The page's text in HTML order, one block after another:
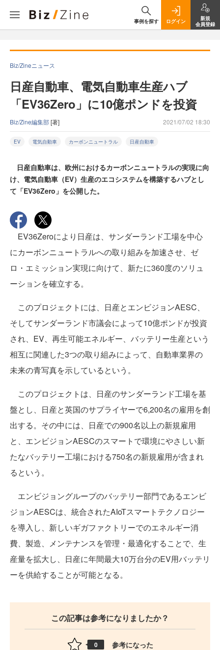
事例を探す ログイン
新規
会員登録
Biz/Zineニュース
日産自動車、電気自動車生産ハブ
「EV36Zero」に10億ポンドを投資
Biz/Zine編集部[著] 2021/07/02 18:30
EV 電気自動車 カーボンニュートラル 日産自動車
日産自動車は、欧州におけるカーボンニュートラルの実現に向
け、電気自動車（EV）生産のエコシステムを構築するハブとし
て「EV36Zero」を公開した。
EV36Zeroにより日産は、サンダーランド工場を中心
にカーボンニュートラルへの取り組みを加速させ、ゼ
ロ・エミッション実現に向けて、新たに360度のソリュ
ーションを確立する。
このプロジェクトには、日産とエンビジョンAESC、
そしてサンダーランド市議会によって10億ポンドが投資
され、EV、再生可能エネルギー、バッテリー生産という
相互に関連した3つの取り組みによって、自動車業界の
未来の青写真を示しているという。
このプロジェクトは、日産のサンダーランド工場を基
盤とし、日産と英国のサプライヤーで6,200名の雇用を創
出する。その中には、日産での900名以上の新規雇用
と、エンビジョンAESCのスマートで環境にやさしい新
たなバッテリー工場における750名の新規雇用が含まれ
るという。
エンビジョングループのバッテリー部門であるエンビ
ジョンAESCは、統合されたAIoTスマートテクノロジー
を導入し、新しいギガファクトリーでのエネルギー消
費、製造、メンテナンスを管理・最適化することで、生
産量を拡大し、日産に年間最大10万台分のEV用バッテリ
ーを供給することが可能となる。
この記事は参考になりましたか？
0 参考になった